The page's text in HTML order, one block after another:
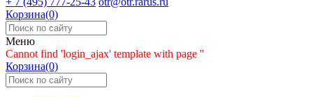
Корзина(0)
Меню
Cannot find 'login_ajax' template with page ''
Корзина(0)